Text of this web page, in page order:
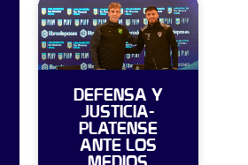
DEFENSA Y
JUSTICIA-
PLATENSE
ANTE LOS